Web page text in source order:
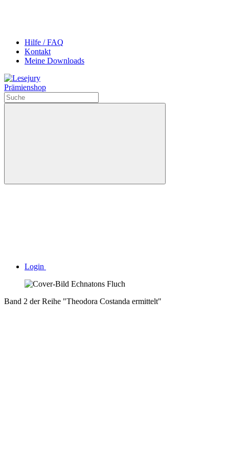
Hilfe / FAQ
Kontakt
Meine Downloads
Prämienshop
Login
Band 2 der Reihe "Theodora Costanda ermittelt"